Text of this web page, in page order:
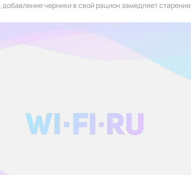
черники в свой рацион замедляет старение